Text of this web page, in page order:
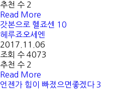
추천 수 2
Read More
갓본으로 헬죠센 10
헤루죠오세엔
2017.11.06
조회 수 4073
추천 수 2
Read More
언젠가 힘이 빠졌으면좋겠다 3